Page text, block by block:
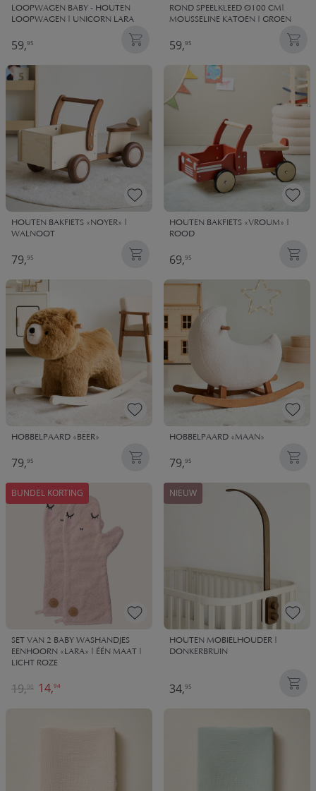
LOOPWAGEN BABY - HOUTEN
LOOPWAGEN | UNICORN LARA
59,95
ROND SPEELKLEED Ø100 CM|
MOUSSELINE KATOEN | GROEN
59,95
HOUTEN BAKFIETS «NOYER» |
WALNOOT
79,95
HOUTEN BAKFIETS «VROUM» |
ROOD
69,95
HOBBELPAARD «BEER»
79,95
HOBBELPAARD «MAAN»
79,95
BUNDEL KORTING
SET VAN 2 BABY WASHANDJES
EENHOORN «LARA» | ÉÉN MAAT |
LICHT ROZE
14,94
19,90
NIEUW
HOUTEN MOBIELHOUDER |
DONKERBRUIN
34,95